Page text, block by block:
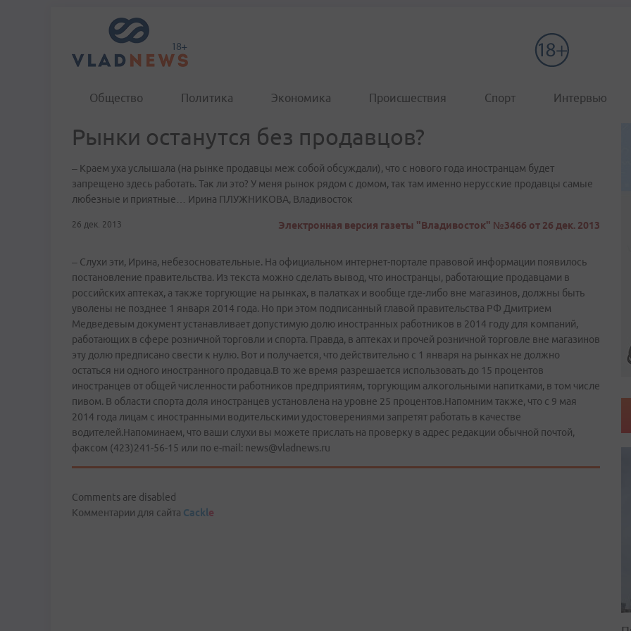
Общество Политика Экономика Происшествия Спорт Интервью
Рынки останутся без продавцов?
– Краем уха услышала (на рынке продавцы меж собой обсуждали), что с нового года иностранцам будет
запрещено здесь работать. Так ли это? У меня рынок рядом с домом, так там именно нерусские продавцы самые
любезные и приятные… Ирина ПЛУЖНИКОВА, Владивосток
26 дек. 2013 Электронная версия газеты "Владивосток" №3466 от 26 дек. 2013
– Слухи эти, Ирина, небезосновательные. На официальном интернет-портале правовой информации появилось
постановление правительства. Из текста можно сделать вывод, что иностранцы, работающие продавцами в
российских аптеках, а также торгующие на рынках, в палатках и вообще где-либо вне магазинов, должны быть
уволены не позднее 1 января 2014 года. Но при этом подписанный главой правительства РФ Дмитрием
Медведевым документ устанавливает допустимую долю иностранных работников в 2014 году для компаний,
работающих в сфере розничной торговли и спорта. Правда, в аптеках и прочей розничной торговле вне магазинов
эту долю предписано свести к нулю. Вот и получается, что действительно с 1 января на рынках не должно
остаться ни одного иностранного продавца.В то же время разрешается использовать до 15 процентов
иностранцев от общей численности работников предприятиям, торгующим алкогольными напитками, в том числе
пивом. В области спорта доля иностранцев установлена на уровне 25 процентов.Напомним также, что с 9 мая
2014 года лицам с иностранными водительскими удостоверениями запретят работать в качестве
водителей.Напоминаем, что ваши слухи вы можете прислать на проверку в адрес редакции обычной почтой,
факсом (423)241-56-15 или по е-mail: news@vladnews.ru
Comments are disabled
Комментарии для сайта Cackle